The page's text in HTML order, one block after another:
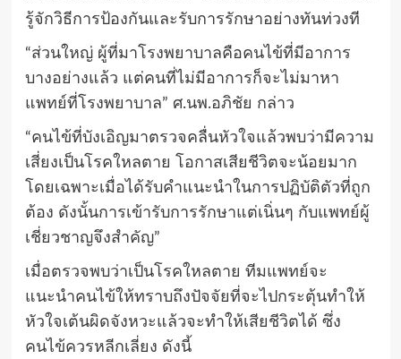
รู้จักวิธีการป้องกันและรับการรักษาอย่างทันท่วงที
“ส่วนใหญ่ ผู้ที่มาโรงพยาบาลคือคนไข้ที่มีอาการ
บางอย่างแล้ว แต่คนที่ไม่มีอาการก็จะไม่มาหา
แพทย์ที่โรงพยาบาล” ศ.นพ.อภิชัย กล่าว
“คนไข้ที่บังเอิญมาตรวจคลื่นหัวใจแล้วพบว่ามีความ
เสี่ยงเป็นโรคใหลตาย โอกาสเสียชีวิตจะน้อยมาก
โดยเฉพาะเมื่อได้รับคำแนะนำในการปฏิบัติตัวที่ถูก
ต้อง ดังนั้นการเข้ารับการรักษาแต่เนิ่นๆ กับแพทย์ผู้
เชี่ยวชาญจึงสำคัญ”
เมื่อตรวจพบว่าเป็นโรคใหลตาย ทีมแพทย์จะ
แนะนำคนไข้ให้ทราบถึงปัจจัยที่จะไปกระตุ้นทำให้
หัวใจเต้นผิดจังหวะแล้วจะทำให้เสียชีวิตได้ ซึ่ง
คนไข้ควรหลีกเลี่ยง ดังนี้